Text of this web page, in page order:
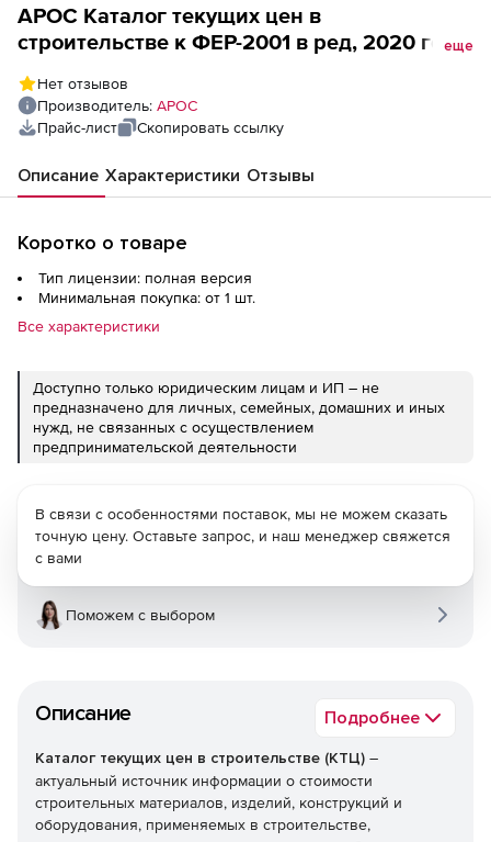
АРОС Каталог текущих цен в
строительстве к ФЕР-2001 в ред, 2020 года,
Ульяновская область 2-е и последующие
рабочие места
еще
Нет отзывов
Производитель: АРОС
Прайс-лист
Скопировать ссылку
Описание Характеристики Отзывы
Коротко о товаре
Тип лицензии: полная версия
Минимальная покупка: от 1 шт.
Все характеристики
Доступно только юридическим лицам и ИП – не
предназначено для личных, семейных, домашних и иных
нужд, не связанных с осуществлением
предпринимательской деятельности
Описание Подробнее
Каталог текущих цен в строительстве (КТЦ) –
актуальный источник информации о стоимости
строительных материалов, изделий, конструкций и
оборудования, применяемых в строительстве,
В связи с особенностями поставок, мы не можем сказать
точную цену. Оставьте запрос, и наш менеджер свяжется
с вами
Поможем с выбором